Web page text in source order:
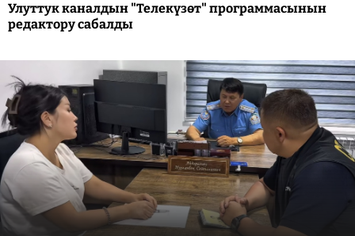
Улуттук каналдын "Телекүзөт" программасынын
редактору сабалды